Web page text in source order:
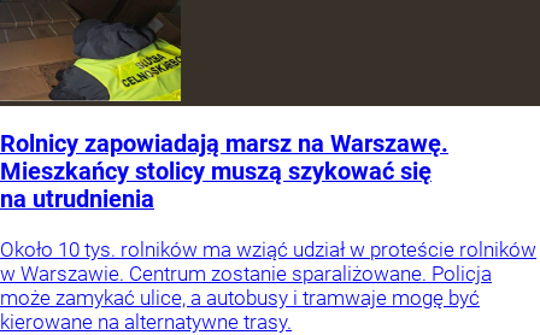
Rolnicy zapowiadają marsz na Warszawę.
Mieszkańcy stolicy muszą szykować się
na utrudnienia
Około 10 tys. rolników ma wziąć udział w proteście rolników
w Warszawie. Centrum zostanie sparaliżowane. Policja
może zamykać ulice, a autobusy i tramwaje mogę być
kierowane na alternatywne trasy.